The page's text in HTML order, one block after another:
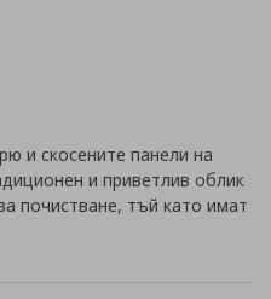
и скосените панели на
и приветлив облик
почистване, тъй като имат